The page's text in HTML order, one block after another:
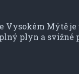
Mýtě
plyn a svižné